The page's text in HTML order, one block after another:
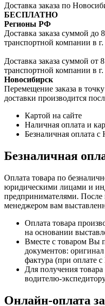
Доставка заказа по
БЕСПЛАТНО
Регионы РФ
Доставка заказа суммой до
транспортной компании в
Доставка заказа суммой от
транспортной компании в
Новосибирск
Перемещение заказа в
доставки производится
Картой на сайте
Наличная оплата и
Безналичная оплата
Безналичная
Оплата товара по
юридическими лицами и
предпринимателями. После
менеджером вам
Оплата товара
на основании
Вместе с товаром Вы
документов:
фактура (при оплате
Для получения
водителю-
Онлайн-оплата